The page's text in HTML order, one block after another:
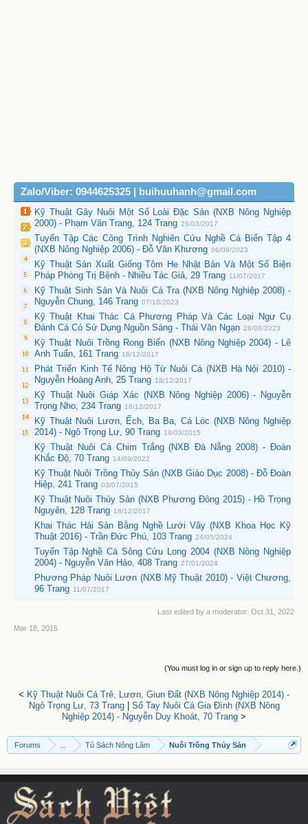
Zalo/Viber: 0944625325 | buihuuhanh@gmail.com
Kỹ Thuật Gây Nuôi Một Số Loài Đặc Sản (NXB Nông Nghiệp
2000) - Phạm Văn Trang, 124 Trang 26/03/2017
Tuyển Tập Các Công Trình Nghiên Cứu Nghề Cá Biển Tập 4
(NXB Nông Nghiệp 2006) - Đỗ Văn Khương 06/09/2023
Kỹ Thuật Sản Xuất Giống Tôm He Nhật Bản Và Một Số Biện
Pháp Phòng Trị Bệnh - Nhiều Tác Giả, 29 Trang 11/07/2017
Kỹ Thuật Sinh Sản Và Nuôi Cá Tra (NXB Nông Nghiệp 2008) -
Nguyễn Chung, 146 Trang 07/10/2023
Kỹ Thuật Khai Thác Cá Phương Pháp Và Các Loại Ngư Cụ
Đánh Cá Có Sử Dụng Nguồn Sáng - Thái Văn Ngạn 28/08/2023
Kỹ Thuật Nuôi Trồng Rong Biển (NXB Nông Nghiệp 2004) - Lê
Anh Tuấn, 161 Trang 18/12/2017
Phát Triển Kinh Tế Nông Hộ Từ Nuôi Cá (NXB Hà Nội 2010) -
Nguyễn Hoàng Anh, 25 Trang 18/12/2017
Kỹ Thuật Nuôi Giáp Xác (NXB Nông Nghiệp 2006) - Nguyễn
Trọng Nho, 234 Trang 18/12/2017
Kỹ Thuật Nuôi Lươn, Ếch, Ba Ba, Cá Lóc (NXB Nông Nghiệp
2014) - Ngô Trọng Lư, 90 Trang 18/03/2015
Kỹ Thuật Nuôi Cá Chim Trắng (NXB Đà Nẵng 2008) - Đoàn
Khắc Độ, 70 Trang 14/09/2022
Kỹ Thuật Nuôi Trồng Thủy Sản (NXB Giáo Dục 2008) - Đỗ Đoàn
Hiệp, 241 Trang 03/07/2015
Kỹ Thuật Nuôi Thủy Sản (NXB Phương Đông 2015) - Hồ Trọng
Nguyên, 128 Trang 18/12/2017
Khai Thác Hải Sản Bằng Nghề Lưới Vây (NXB Khoa Học Kỹ
Thuật 2016) - Trần Đức Phú, 103 Trang 24/05/2024
Tuyển Tập Nghề Cá Sông Cửu Long 2004 (NXB Nông Nghiệp
2004) - Nguyễn Văn Hảo, 408 Trang 27/01/2024
Phương Pháp Nuôi Lươn (NXB Mỹ Thuật 2010) - Việt Chương,
96 Trang 11/07/2017
Last edited by a moderator: Oct 31, 2022
Mar 18, 2015
(You must log in or sign up to reply here.)
< Kỹ Thuật Nuôi Cá Trê, Lươn, Giun Đất (NXB Nông Nghiệp 2014) -
Ngô Trọng Lư, 73 Trang| Sổ Tay Nuôi Cá Gia Đình (NXB Nông
Nghiệp 2014) - Nguyễn Duy Khoát, 70 Trang >
Forums Tủ Sách Nông Lâm Nuôi Trồng Thủy Sản